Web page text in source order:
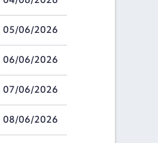
05/06/2026
06/06/2026
07/06/2026
08/06/2026